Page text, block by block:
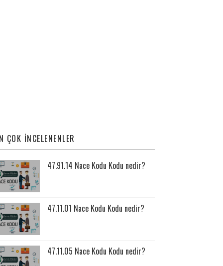
ÇOK İNCELENENLER
47.91.14 Nace Kodu Kodu nedir?
47.11.01 Nace Kodu Kodu nedir?
47.11.05 Nace Kodu Kodu nedir?